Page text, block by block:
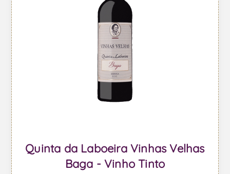
Quinta da Laboeira Vinhas Velhas
Baga - Vinho Tinto